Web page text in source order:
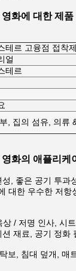
화에 대한 제품
테르 고융점 접착
얼
테르
, 집의 섬유, 의류
화의 애플리케
, 좋은 공기 투과
대한 우수한 저항
/ 저명 인사, 시
재료, 공기 정화
보, 침대 덮개, 매